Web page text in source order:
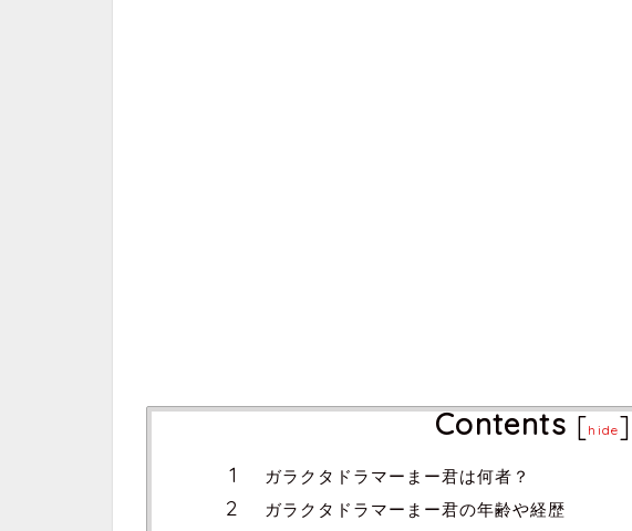
Contents [hide]
ガラクタドラマーまー君は何者？
ガラクタドラマーまー君の年齢や経歴